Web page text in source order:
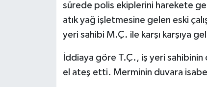
sürede polis ekiplerini harekete
atık yağ işletmesine gelen eski
yeri sahibi M.Ç. ile karşı karşıya
İddiaya göre T.Ç., iş yeri
el ateş etti. Merminin duvara
Teknoloji Haberleri
Dünya Haberleri